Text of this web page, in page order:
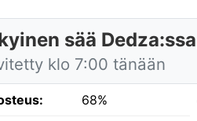
sää
klo 7:00 tänään
68%